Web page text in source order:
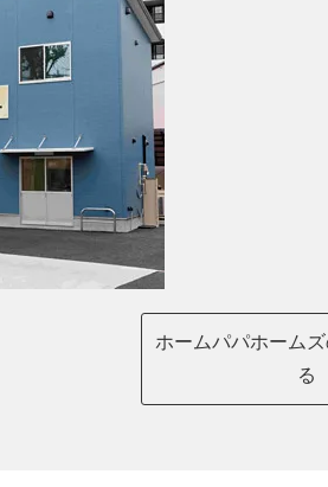
ホームパパホーム
る